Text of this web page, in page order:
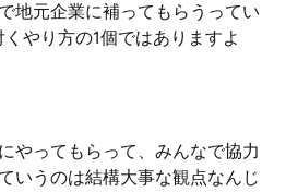
地元企業に補ってもらうってい
やり方の1個ではありますよ
やってもらって、みんなで協力
いうのは結構大事な観点なんじ